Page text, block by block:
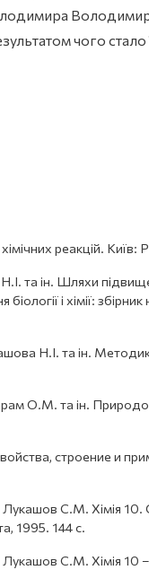
чого стало
реакцій. Київ:
та ін. Шляхи
і хімії:
Н.І. та ін.
О.М. та ін.
строение и
С.М. Хімія 10.
1995. 144 с.
С.М. Хімія 10 –